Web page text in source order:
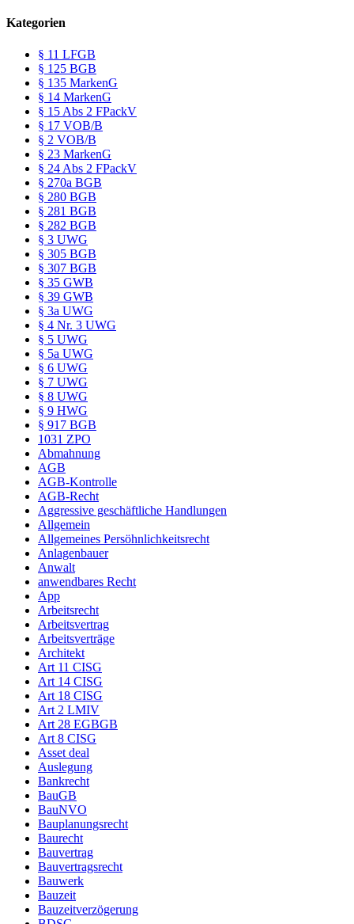
Kategorien
§ 11 LFGB
§ 125 BGB
§ 135 MarkenG
§ 14 MarkenG
§ 15 Abs 2 FPackV
§ 17 VOB/B
§ 2 VOB/B
§ 23 MarkenG
§ 24 Abs 2 FPackV
§ 270a BGB
§ 280 BGB
§ 281 BGB
§ 282 BGB
§ 3 UWG
§ 305 BGB
§ 307 BGB
§ 35 GWB
§ 39 GWB
§ 3a UWG
§ 4 Nr. 3 UWG
§ 5 UWG
§ 5a UWG
§ 6 UWG
§ 7 UWG
§ 8 UWG
§ 9 HWG
§ 917 BGB
1031 ZPO
Abmahnung
AGB
AGB-Kontrolle
AGB-Recht
Aggressive geschäftliche Handlungen
Allgemein
Allgemeines Persöhnlichkeitsrecht
Anlagenbauer
Anwalt
anwendbares Recht
App
Arbeitsrecht
Arbeitsvertrag
Arbeitsverträge
Architekt
Art 11 CISG
Art 14 CISG
Art 18 CISG
Art 2 LMIV
Art 28 EGBGB
Art 8 CISG
Asset deal
Auslegung
Bankrecht
BauGB
BauNVO
Bauplanungsrecht
Baurecht
Bauvertrag
Bauvertragsrecht
Bauwerk
Bauzeit
Bauzeitverzögerung